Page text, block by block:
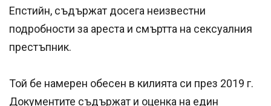
Епстийн, съдържат досега неизвестни
подробности за ареста и смъртта на сексуалния
престъпник.
Той бе намерен обесен в килията си през 2019 г.
Документите съдържат и оценка на един